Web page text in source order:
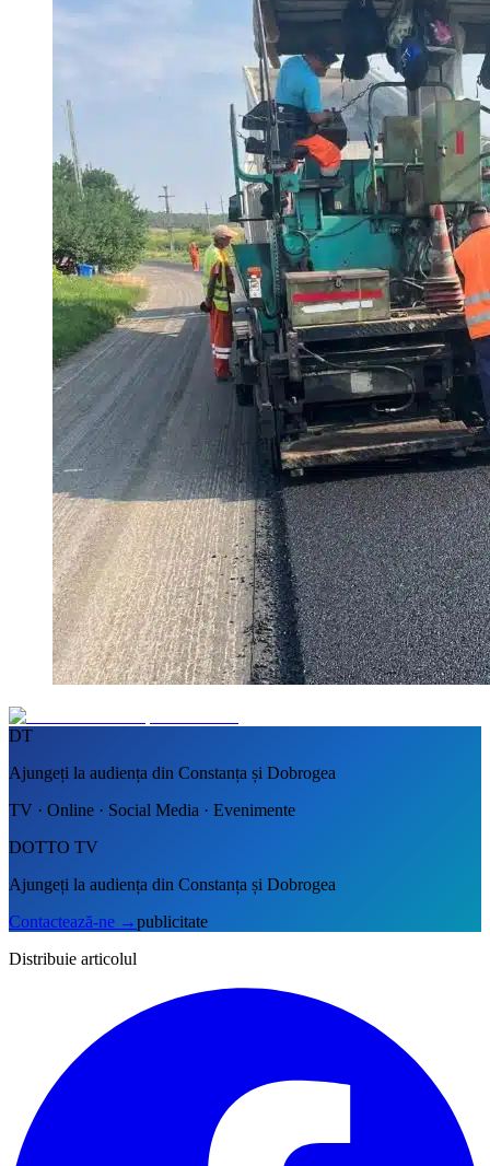
DT
Ajungeți la audiența din Constanța și Dobrogea
TV · Online · Social Media · Evenimente
DOTTO TV
Ajungeți la audiența din Constanța și Dobrogea
Contactează-ne →publicitate
Distribuie articolul